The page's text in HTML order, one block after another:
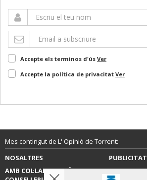
Accepte els terminos d'ús Ver
Accepte la política de privacitat Ver
Mes contingut de L' Opinió de Torrent:
NOSALTRES
PUBLICITAT
AMB COL·LABORACIÓ DE LA
CONTACTE